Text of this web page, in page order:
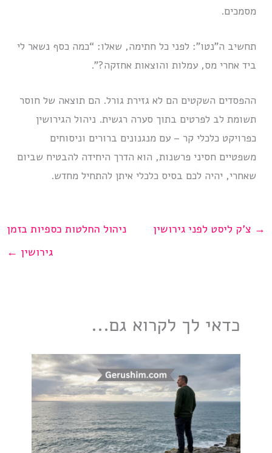
מסמכים.
תחשיב ה”נטו”: לפני כל חתימה, שאלו: “כמה כסף נשאר לי
ביד אחרי מס, עמלות והוצאות אחזקה?”.
ההפסדים השקטים הם לא גזירת גורל. הם תוצאה של חוסר
תשומת לב לפרטים בתוך סערה רגשית. ניהול הגירושין
כפרויקט כלכלי קר – עם מנגנונים ברורים וניסוחים
משפטיים חסיני פרשנות, הוא הדרך היחידה להבטיח שביום
שאחרי, יהיה לכם בסיס כלכלי איתן להתחיל מחדש.
ניהול החלטות כספיות בזמן
גירושין ←
→ צ’ק ליסט לפני גירושין
כדאי לך לקרוא גם...